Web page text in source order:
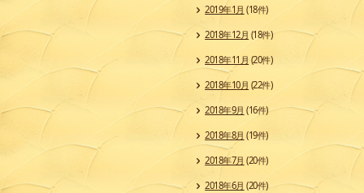
2019年1月 (18件)
2018年12月 (18件)
2018年11月 (20件)
2018年10月 (22件)
2018年9月 (16件)
2018年8月 (19件)
2018年7月 (20件)
2018年6月 (20件)